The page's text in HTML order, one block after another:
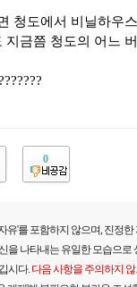
청도에서 비닐하우
금쯤 청도의 어느
0
유'를 포함하지 않으며, 진정
을 나타내는 유일한 모습으
시다. 다음 사항을 주의하지